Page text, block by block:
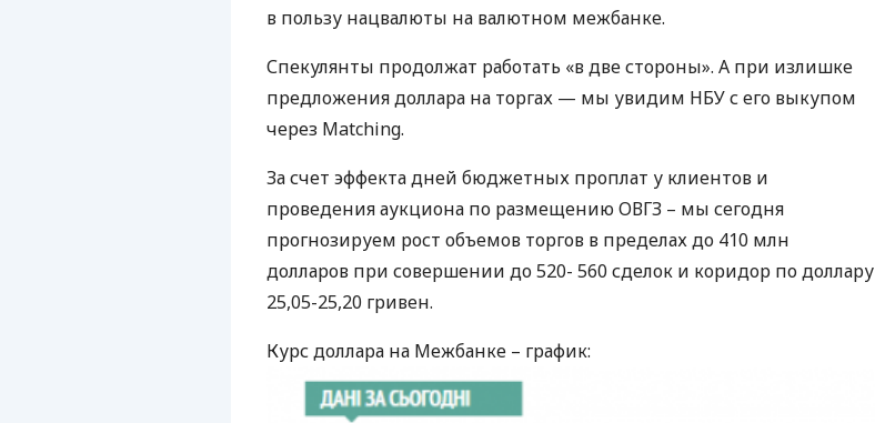
в пользу нацвалюты на валютном межбанке.
Спекулянты продолжат работать «в две стороны». А при излишке
предложения доллара на торгах — мы увидим НБУс его выкупом
через Matching.
За счет эффекта дней бюджетных проплат у клиентов и
проведения аукциона по размещениюОВГЗ – мы сегодня
прогнозируем рост объемов торгов в пределах до 410 млн
долларов при совершении до 520- 560 сделок и коридор по доллару
25,05-25,20 гривен.
Курс доллара на Межбанке – график: